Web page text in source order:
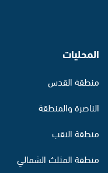
المحليات
منطقة القدس
الناصرة والمنطقة
منطقة النقب
منطقة المثلث الشمالي